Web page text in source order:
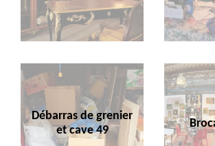
Débarras de grenier
et cave 49